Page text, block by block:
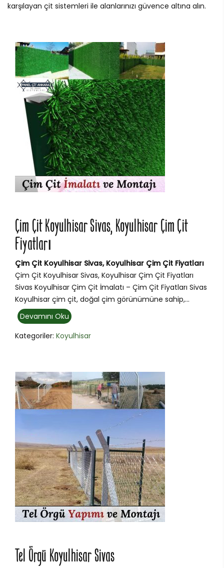
karşılayan çit sistemleri ile alanlarınızı güvence altına alın.
Çim Çit Koyulhisar Sivas, Koyulhisar Çim Çit
Fiyatları
Çim Çit Koyulhisar Sivas, Koyulhisar Çim Çit Fiyatları
Çim Çit Koyulhisar Sivas, Koyulhisar Çim Çit Fiyatları
Sivas Koyulhisar Çim Çit İmalatı – Çim Çit Fiyatları Sivas
Koyulhisar çim çit, doğal çim görünümüne sahip,...
Devamını Oku
Kategoriler: Koyulhisar
Tel Örgü Koyulhisar Sivas